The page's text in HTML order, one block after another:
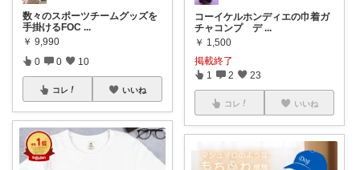
数々のスポーツチームグッズを
手掛けるFOC ...
￥ 9,990
0 0 10
コレ いいね
コーイケルホンディエの巾着ガ
チャコンプ デ ...
￥ 1,500
掲載終了
1 2 23
コレ いいね